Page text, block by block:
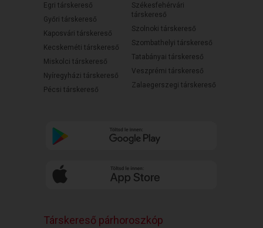
Egri társkereső
Győri társkereső
Kaposvári társkereső
Kecskeméti társkereső
Miskolci társkereső
Nyíregyházi társkereső
Pécsi társkereső
Székesfehérvári
társkereső
Szolnoki társkereső
Szombathelyi társkereső
Tatabányai társkereső
Veszprémi társkereső
Zalaegerszegi társkereső
Társkereső párhoroszkóp